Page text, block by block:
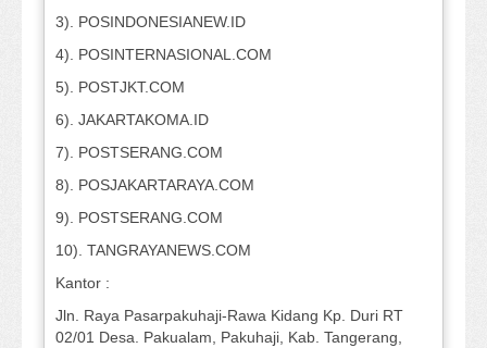
3). POSINDONESIANEW.ID
4). POSINTERNASIONAL.COM
5). POSTJKT.COM
6). JAKARTAKOMA.ID
7). POSTSERANG.COM
8). POSJAKARTARAYA.COM
9). POSTSERANG.COM
10). TANGRAYANEWS.COM
Kantor :
Jln. Raya Pasarpakuhaji-Rawa Kidang Kp. Duri RT
02/01 Desa. Pakualam, Pakuhaji, Kab. Tangerang,